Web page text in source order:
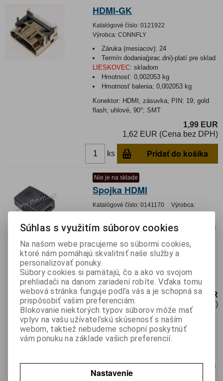
HDMI-GK
Katalógové číslo: 0121922
Výrobca: CONNFLY
Záruka (mesiacov): 24
Termín dodania(prac.dni)-platí pre sklad
LIESKOVEC: skladom
Hmotnosť:0,002053 kg
Hmotnosť balenia:0,002053 kg
Konektor: HDMI; zásuvka; PIN: 19; gold
flash; uhlové, 90°; SMT
1,99 EUR
1,62 EUR (Cena bez DPH)
ks Pridať do košíka
Nie je na sklade
Spojka HDMI
Katalógové číslo: 0141170 Výrobca:
Termín dodania(prac.dni)-platí pre sklad
Hmotnosť:0,00423 kg
Hmotnosť balenia:0,00423 kg
EAN:
Spojka HDMI; zdierka z oboch strán
2,50 EUR
2,04 EUR (Cena bez DPH)
Redukcia uhlová HDMI
Katalógové číslo:0144345
LIESKOVEC:3
Súhlas s využitím súborov cookies
Na našom webe pracujeme so súbormi cookies,
ktoré nám pomáhajú skvalitniť naše služby a
personalizovať ponuky.
Súbory cookies si pamätajú, čo a ako vo svojom
prehliadači na danom zariadení robíte. Vďaka tomu
webová stránka funguje podľa vás a je schopná sa
prispôsobiť vašim preferenciám.
Blokovanie niektorých typov súborov môže mať
vplyv na vašu užívateľskú skúsenosť s naším
webom, taktiež nebudeme schopní poskytnúť
vám ponuku na základe vašich preferencií.
Nastavenie